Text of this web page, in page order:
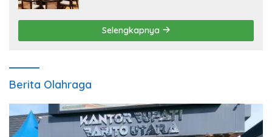
Selengkapnya
Berita Olahraga